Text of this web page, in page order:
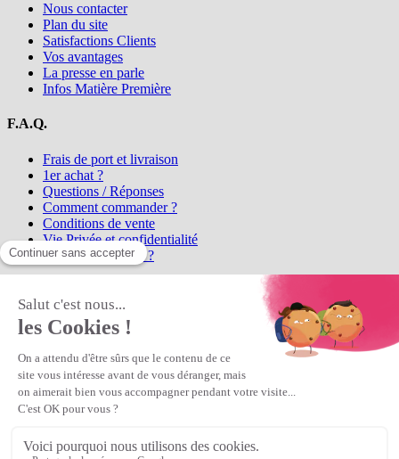
Nous contacter
Plan du site
Satisfactions Clients
Vos avantages
La presse en parle
Infos Matière Première
F.A.Q.
Frais de port et livraison
1er achat ?
Questions / Réponses
Comment commander ?
Conditions de vente
Vie Privée et confidentialité
Qui sommes-nous ?
la référence en perles et bijoux
perles en ligne, telles que les perles
et cristaux et strass en cristal Preciosa, les perles Miyuki perles et
apprêts en Argent 925, Gold Filled, perles de rocaille Preciosa
Matière Première est un
Première